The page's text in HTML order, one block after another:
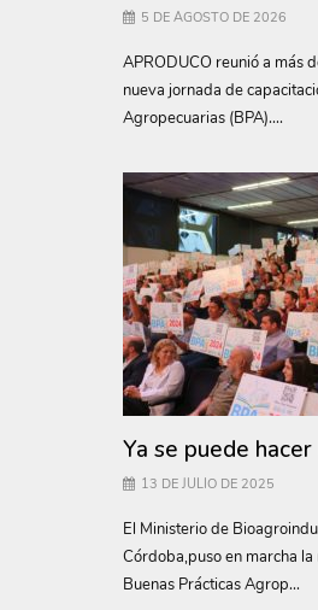
5 DE AGOSTO DE 2026
APRODUCO reunió a más
nueva jornada de
Agropecuarias (BPA)....
Ya se puede
13 DE JULIO DE 2025
El Ministerio de
Córdoba,puso en marcha
Buenas Prácticas Agrop...